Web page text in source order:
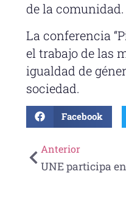
de la comunidad.
La conferencia
el trabajo de las
igualdad de
sociedad.
Facebook
Anterior